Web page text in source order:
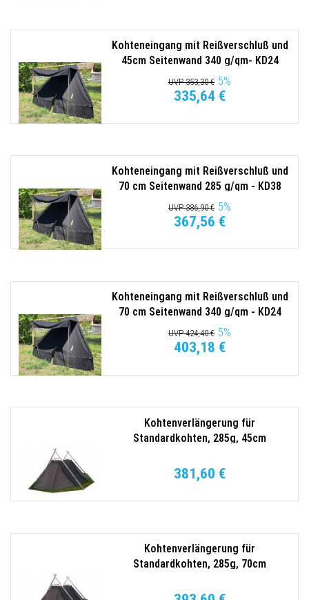
Kohteneingang mit Reißverschluß und
45cm Seitenwand 340 g/qm- KD24
Tortuga
UVP 353,30 € 5%
335,64 €
Kohteneingang mit Reißverschluß und
70 cm Seitenwand 285 g/qm - KD38
Tortuga
UVP 386,90 € 5%
367,56 €
Kohteneingang mit Reißverschluß und
70 cm Seitenwand 340 g/qm - KD24
Tortuga
UVP 424,40 € 5%
403,18 €
Kohtenverlängerung für
Standardkohten, 285g, 45cm
381,60 €
Kohtenverlängerung für
Standardkohten, 285g, 70cm